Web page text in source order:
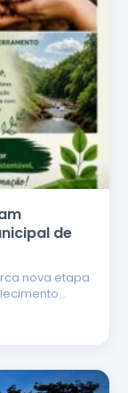
de
nova etapa